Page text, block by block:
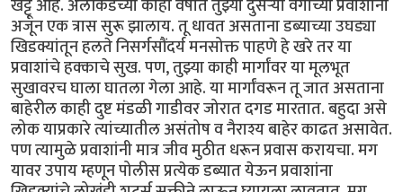
खट्टू आहे. अलीकडच्या काही वर्षात तुझ्या दुसऱ्या वर्गाच्या प्रवाशांना
अजून एक त्रास सुरू झालाय. तू धावत असताना डब्याच्या उघड्या
खिडक्यांतून हलते निसर्गसौंदर्य मनसोक्त पाहणे हे खरे तर या
प्रवाशांचे हक्काचे सुख. पण, तुझ्या काही मार्गांवर या मूलभूत
सुखावरच घाला घातला गेला आहे. या मार्गांवरून तू जात असताना
बाहेरील काही दुष्ट मंडळी गाडीवर जोरात दगड मारतात. बहुदा असे
लोक याप्रकारे त्यांच्यातील असंतोष व नैराश्य बाहेर काढत असावेत.
पण त्यामुळे प्रवाशांनी मात्र जीव मुठीत धरून प्रवास करायचा. मग
यावर उपाय म्हणून पोलीस प्रत्येक डब्यात येऊन प्रवाशांना